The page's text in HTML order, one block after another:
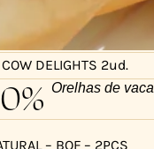
DELIGHTS 2ud.
Orelhas de vaca
– BOF – 2PCS